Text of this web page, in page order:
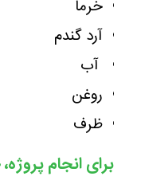
خرما
آرد گندم
آب
روغن
ظرف
برای انجام